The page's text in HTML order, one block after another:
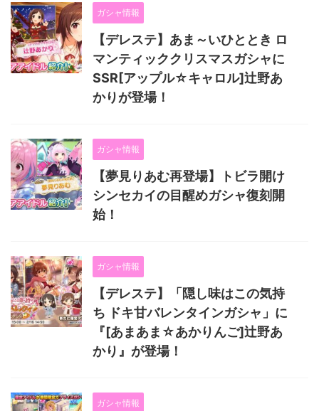
ガシャ情報
【デレステ】あま～いひととき ロ
マンティッククリスマスガシャに
SSR[アップル☆キャロル]辻野あ
かりが登場！
ガシャ情報
【夢見りあむ再登場】トビラ開け
シンセカイの目醒めガシャ復刻開
始！
ガシャ情報
【デレステ】「隠し味はこの気持
ち ドキ甘バレンタインガシャ」に
『[あまあま☆あかりんご]辻野あ
かり』が登場！
ガシャ情報